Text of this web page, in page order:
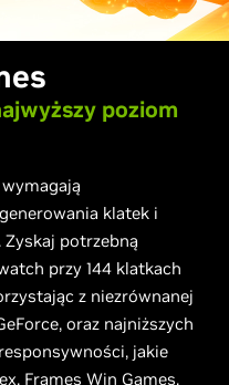
poziom
klatek i
potrzebną
przy 144 klatkach
z niezrównanej
oraz najniższych
jakie
Frames Win Games.